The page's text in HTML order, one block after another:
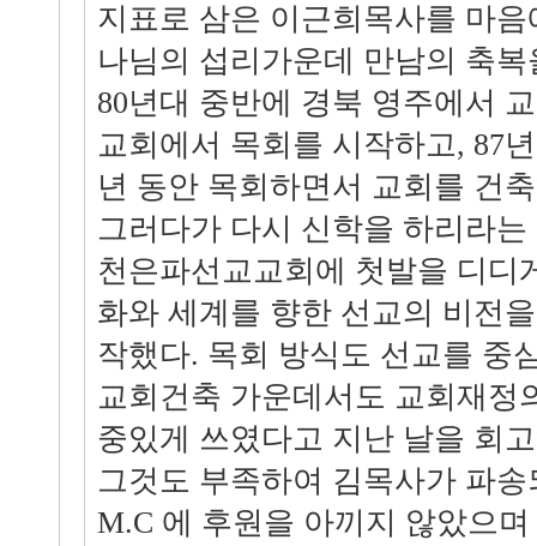
지표로 삼은 이근희목사를 마
나님의 섭리가운데 만남의 축
80년대 중반에 경북 영주에서
교회에서 목회를 시작하고, 87
년 동안 목회하면서 교회를 건
그러다가 다시 신학을 하리라
천은파선교교회에 첫발을 디디
화와 세계를 향한 선교의 비전
작했다. 목회 방식도 선교를 중
교회건축 가운데서도 교회재정
중있게 쓰였다고 지난 날을 회
그것도 부족하여 김목사가 파
M.C 에 후원을 아끼지 않았으